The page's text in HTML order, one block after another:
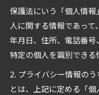
保護法にいう「個人情
人に関する情報であっ
年月日、住所、電話番
特定の個人を識別できる
2. プライバシー情報のう
とは、上記に定める「